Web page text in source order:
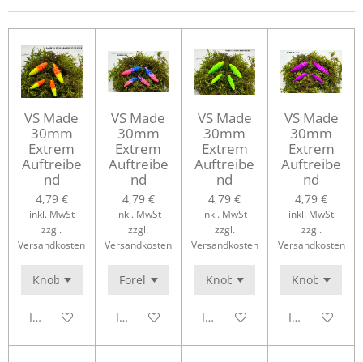
n
n
n
n
VS Made
30mm
Extrem
Auftreibe
nd
4,79 €
inkl. MwSt
zzgl.
Versandkosten
In den Warenkorb
VS Made
30mm
Extrem
Auftreibe
nd
4,79 €
inkl. MwSt
zzgl.
Versandkosten
In den Warenkorb
VS Made
30mm
Extrem
Auftreibe
nd
4,79 €
inkl. MwSt
zzgl.
Versandkosten
In den Warenkorb
VS Made
30mm
Extrem
Auftreibe
nd
4,79 €
inkl. MwSt
zzgl.
Versandkosten
In den